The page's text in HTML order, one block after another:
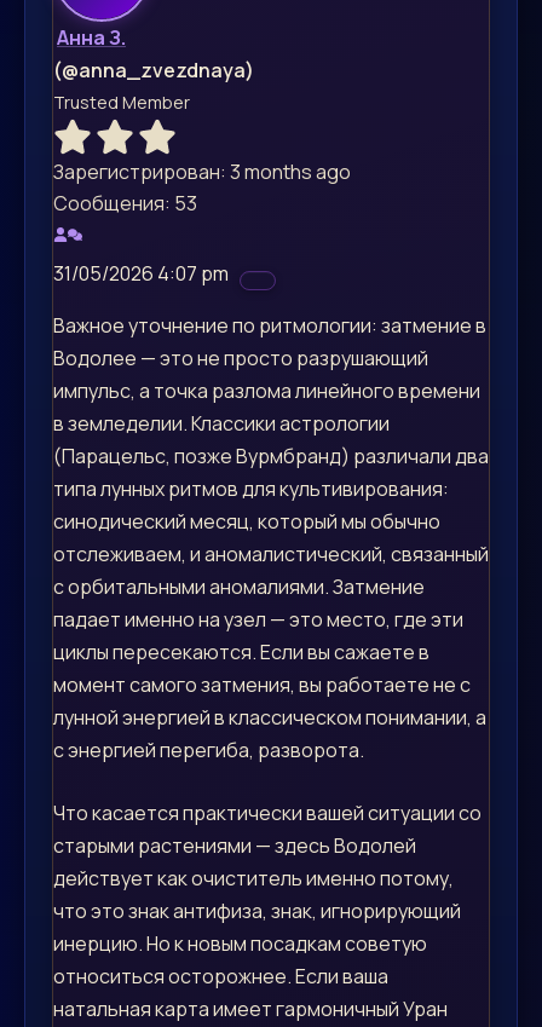
Анна З.
(@anna_zvezdnaya)
Trusted Member
Зарегистрирован: 3 months ago
Сообщения: 53
31/05/2026 4:07 pm
Важное уточнение по ритмологии: затмение в
Водолее — это не просто разрушающий
импульс, а точка разлома линейного времени
в земледелии. Классики астрологии
(Парацельс, позже Вурмбранд) различали два
типа лунных ритмов для культивирования:
синодический месяц, который мы обычно
отслеживаем, и аномалистический, связанный
с орбитальными аномалиями. Затмение
падает именно на узел — это место, где эти
циклы пересекаются. Если вы сажаете в
момент самого затмения, вы работаете не с
лунной энергией в классическом понимании, а
с энергией перегиба, разворота.
Что касается практически вашей ситуации со
старыми растениями — здесь Водолей
действует как очиститель именно потому,
что это знак антифиза, знак, игнорирующий
инерцию. Но к новым посадкам советую
относиться осторожнее. Если ваша
натальная карта имеет гармоничный Уран